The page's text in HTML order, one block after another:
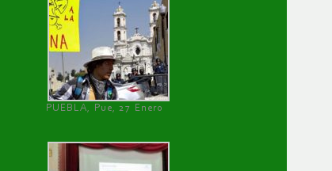
PUEBLA, Pue, 27 Enero